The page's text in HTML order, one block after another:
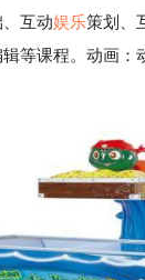
互动娱乐策划、
等课程。动画：